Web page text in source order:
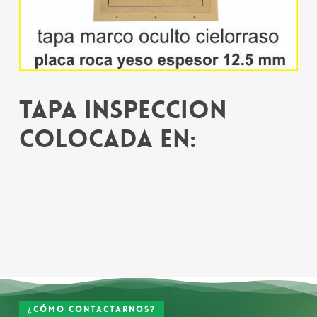
Tapa inspeccion
colocada en:
¿Cómo contactarnos?